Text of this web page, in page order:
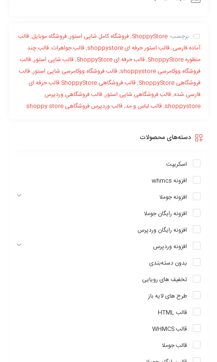
شما با استفاده از طرح بندی موبایل می توانید یک سایت کاربر پسند را
طرح بندی ها را در تنظیمات قالب بر اساس استراتژی مورد نظر شما در
ریسپانسیو استفاده می کند.
برچسب: ShoppyStore
,فروشگاه کامل شاپی استور,فروشگاه موبایل,قالب
آماده فارسی,قالب استور حرفه ای shoppystore ,قالب جواهرات,قالب چند
منظوره ShoppyStore
,قالب حرفه ای ShoppyStore ,قالب شاپی استور,قالب
فروشگاه ووکامرسی shoppystore
,قالب فروشگاه ووکامرسی شاپی استور,قالب
فروشگاهی ShoppyStore
,
قالب فروشگاهی ShoppyStore قالب حرفه ای
فارسی شده,قالب فروشگاهی شاپی استور,قالب فروشگاهی وردپرس
shoppystore
,قالب لباس و مد,قالب وردپرس فروشگاهی shoppy store
دسته‌های محصولات
اسکریپت
افزونه whmcs
افزونه جوملا
افزونه رایگان جوملا
افزونه رایگان وردپرس
افزونه وردپرس
بدون دسته‌بندی
تخفیف های رویایی
طرح های لایه باز
قالب HTML
قالب WHMCS
قالب جوملا